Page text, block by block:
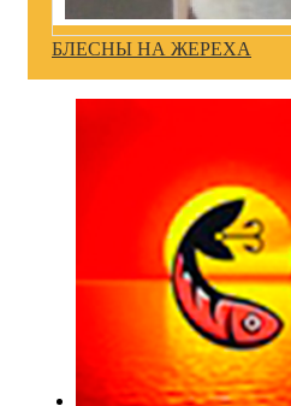
БЛЕСНЫ НА ЖЕРЕХА